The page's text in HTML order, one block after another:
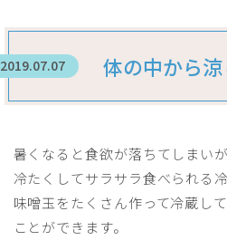
体の中から
2019.07.07
暑くなると食欲が落ちてしまいが
冷たくしてサラサラ食べられる
味噌玉をたくさん作って冷蔵し
ことができます。